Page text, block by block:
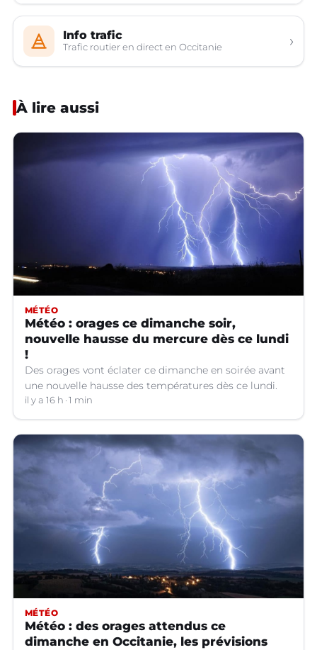
Info trafic
Trafic routier en direct en Occitanie ›
À lire aussi
MÉTÉO
Météo : orages ce dimanche soir,
nouvelle hausse du mercure dès ce lundi
!
Des orages vont éclater ce dimanche en soirée avant
une nouvelle hausse des températures dès ce lundi.
il y a 16 h 1 min
MÉTÉO
Météo : des orages attendus ce
dimanche en Occitanie, les prévisions